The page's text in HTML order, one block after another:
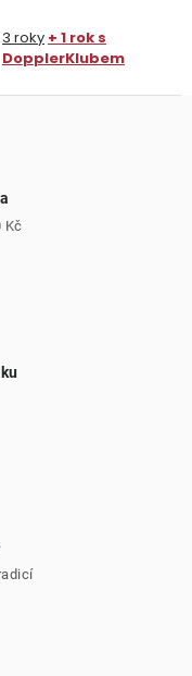
3 roky + 1 rok s
DopplerKlubem
Kč